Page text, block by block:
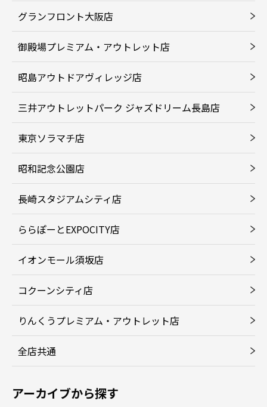
グランフロント大阪店
御殿場プレミアム・アウトレット店
昭島アウトドアヴィレッジ店
三井アウトレットパーク ジャズドリーム長島店
東京ソラマチ店
昭和記念公園店
長崎スタジアムシティ店
ららぽーとEXPOCITY店
イオンモール須坂店
コクーンシティ店
りんくうプレミアム・アウトレット店
全店共通
アーカイブから探す